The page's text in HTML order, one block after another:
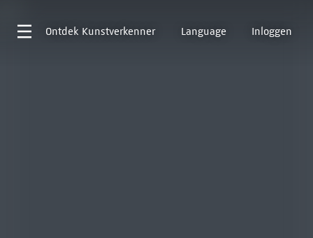
Ontdek Kunstverkenner Language Inloggen